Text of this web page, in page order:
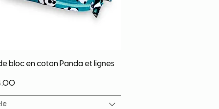
Quick View
bloc en coton Panda et lignes